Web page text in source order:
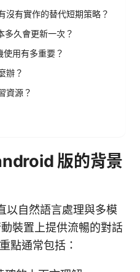
沒有實作的替代短期策略？
多久會更新一次？
用有多重要？
辦？
資源？
版的背景
以自然語言處理與多模
裝置上提供流暢的對話
點通常包括：